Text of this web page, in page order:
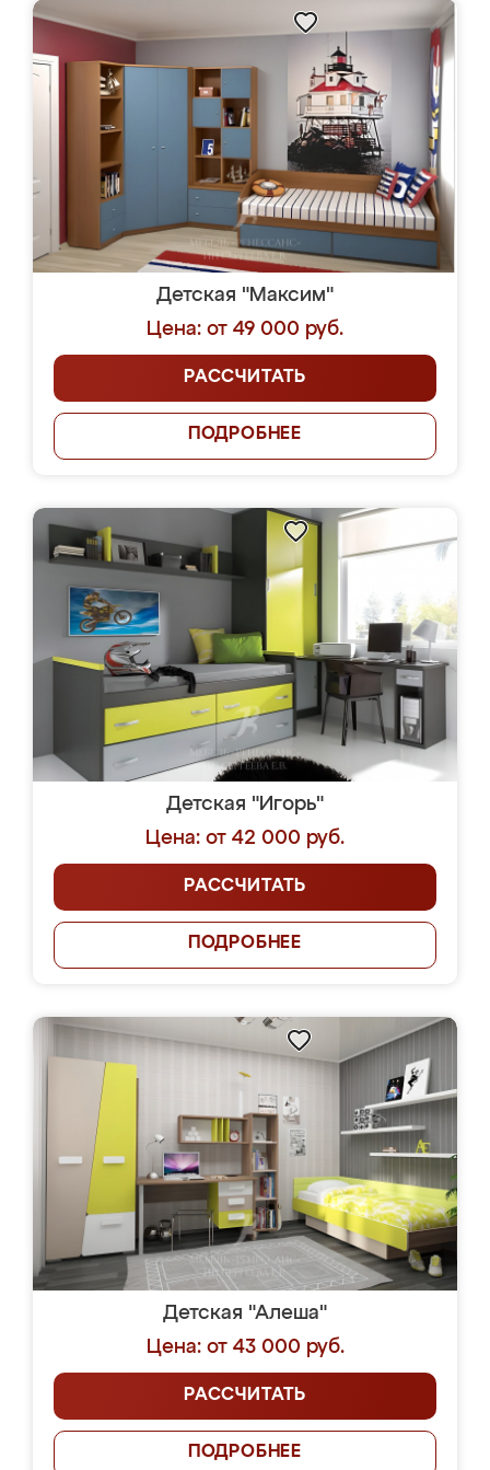
Детская "Максим"
Цена: от 49 000 руб.
РАССЧИТАТЬ
ПОДРОБНЕЕ
Детская "Игорь"
Цена: от 42 000 руб.
РАССЧИТАТЬ
ПОДРОБНЕЕ
Детская "Алеша"
Цена: от 43 000 руб.
РАССЧИТАТЬ
ПОДРОБНЕЕ